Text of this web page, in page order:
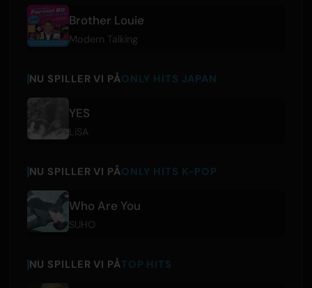
Brother Louie
Modern Talking
NU SPILLER VI PÅONLY HITS JAPAN
YES
LiSA
NU SPILLER VI PÅONLY HITS K-POP
Who Are You
SUHO
NU SPILLER VI PÅTOP HITS